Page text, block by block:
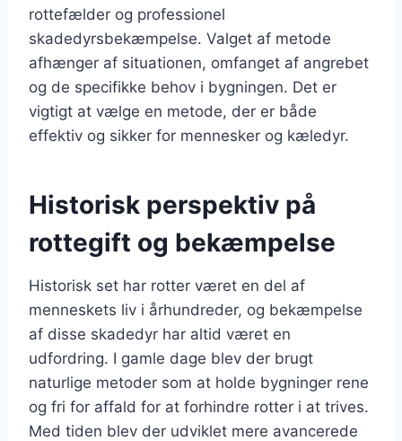
rottefælder og professionel
skadedyrsbekæmpelse. Valget af metode
afhænger af situationen, omfanget af angrebet
og de specifikke behov i bygningen. Det er
vigtigt at vælge en metode, der er både
effektiv og sikker for mennesker og kæledyr.
Historisk perspektiv på
rottegift og bekæmpelse
Historisk set har rotter været en del af
menneskets liv i århundreder, og bekæmpelse
af disse skadedyr har altid været en
udfordring. I gamle dage blev der brugt
naturlige metoder som at holde bygninger rene
og fri for affald for at forhindre rotter i at trives.
Med tiden blev der udviklet mere avancerede